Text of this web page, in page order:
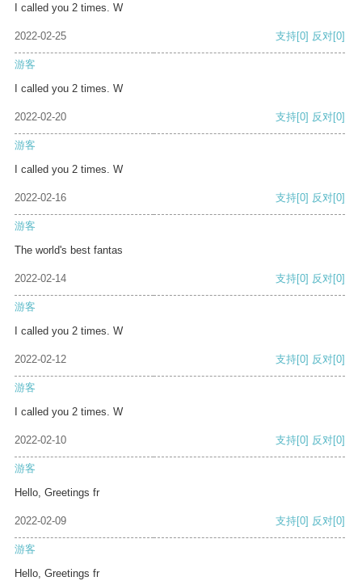
I called you 2 times. W
2022-02-25 支持[0] 反对[0]
游客
I called you 2 times. W
2022-02-20 支持[0] 反对[0]
游客
I called you 2 times. W
2022-02-16 支持[0] 反对[0]
游客
The world's best fantas
2022-02-14 支持[0] 反对[0]
游客
I called you 2 times. W
2022-02-12 支持[0] 反对[0]
游客
I called you 2 times. W
2022-02-10 支持[0] 反对[0]
游客
Hello, Greetings fr
2022-02-09 支持[0] 反对[0]
游客
Hello, Greetings fr